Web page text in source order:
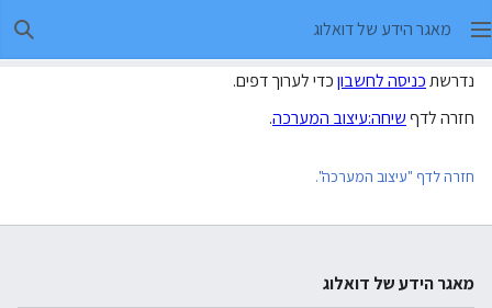
מאגר הידע של דואלוג
נדרשתכניסה לחשבוןכדי לערוך דפים.
חזרה לדףשיחה:עיצוב המערכה.
חזרה לדף "עיצוב המערכה".
מאגר הידע של דואלוג